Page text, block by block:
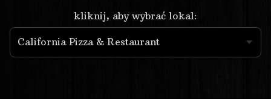
kliknij, aby wybrać lokal: